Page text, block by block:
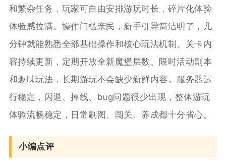
和繁杂任务，玩家可自由安排游玩时长，碎片化体验
体验感拉满。操作门槛亲民，新手引导简洁明了，几
分钟就能熟悉全部基础操作和核心玩法机制。关卡内
容持续更新，定期开放全新魔堡层数、限时活动副本
和趣味玩法，长期游玩不会缺少新鲜内容。服务器运
行稳定，闪退、掉线、bug问题很少出现，整体游玩
体验流畅稳定，日常刷图、闯关、养成都十分省心。
小编点评